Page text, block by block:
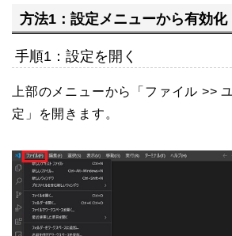
方法1：設定メニューから有効化
手順1：設定を開く
上部のメニューから「ファイル >>
定」を開きます。